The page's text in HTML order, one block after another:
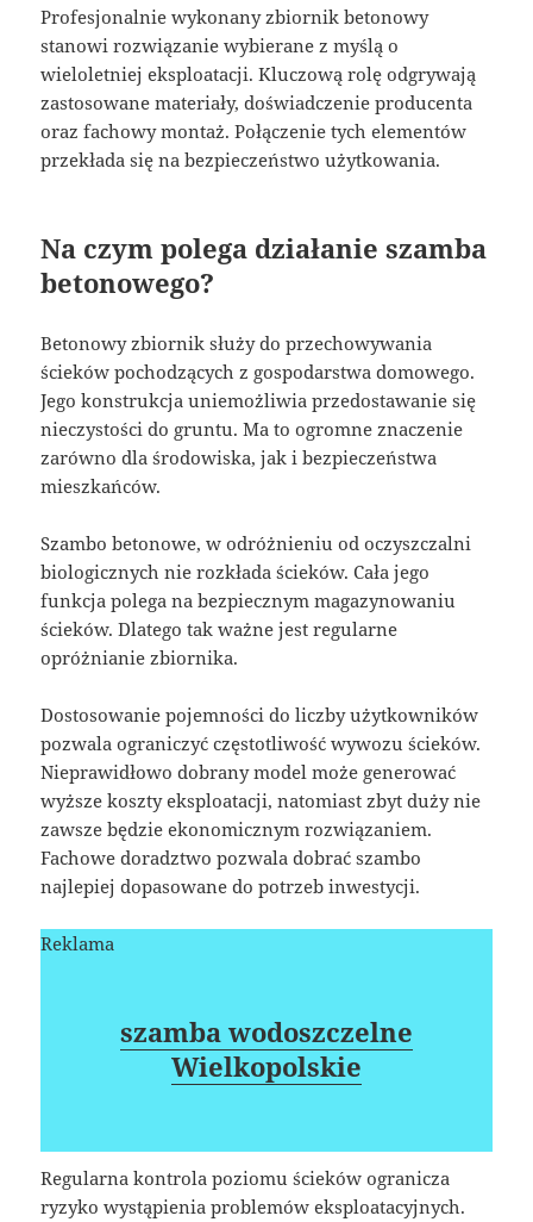
Profesjonalnie wykonany zbiornik betonowy
stanowi rozwiązanie wybierane z myślą o
wieloletniej eksploatacji. Kluczową rolę odgrywają
zastosowane materiały, doświadczenie producenta
oraz fachowy montaż. Połączenie tych elementów
przekłada się na bezpieczeństwo użytkowania.
Na czym polega działanie szamba
betonowego?
Betonowy zbiornik służy do przechowywania
ścieków pochodzących z gospodarstwa domowego.
Jego konstrukcja uniemożliwia przedostawanie się
nieczystości do gruntu. Ma to ogromne znaczenie
zarówno dla środowiska, jak i bezpieczeństwa
mieszkańców.
Szambo betonowe, w odróżnieniu od oczyszczalni
biologicznych nie rozkłada ścieków. Cała jego
funkcja polega na bezpiecznym magazynowaniu
ścieków. Dlatego tak ważne jest regularne
opróżnianie zbiornika.
Dostosowanie pojemności do liczby użytkowników
pozwala ograniczyć częstotliwość wywozu ścieków.
Nieprawidłowo dobrany model może generować
wyższe koszty eksploatacji, natomiast zbyt duży nie
zawsze będzie ekonomicznym rozwiązaniem.
Fachowe doradztwo pozwala dobrać szambo
najlepiej dopasowane do potrzeb inwestycji.
Reklama
szamba wodoszczelne
Wielkopolskie
Regularna kontrola poziomu ścieków ogranicza
ryzyko wystąpienia problemów eksploatacyjnych.